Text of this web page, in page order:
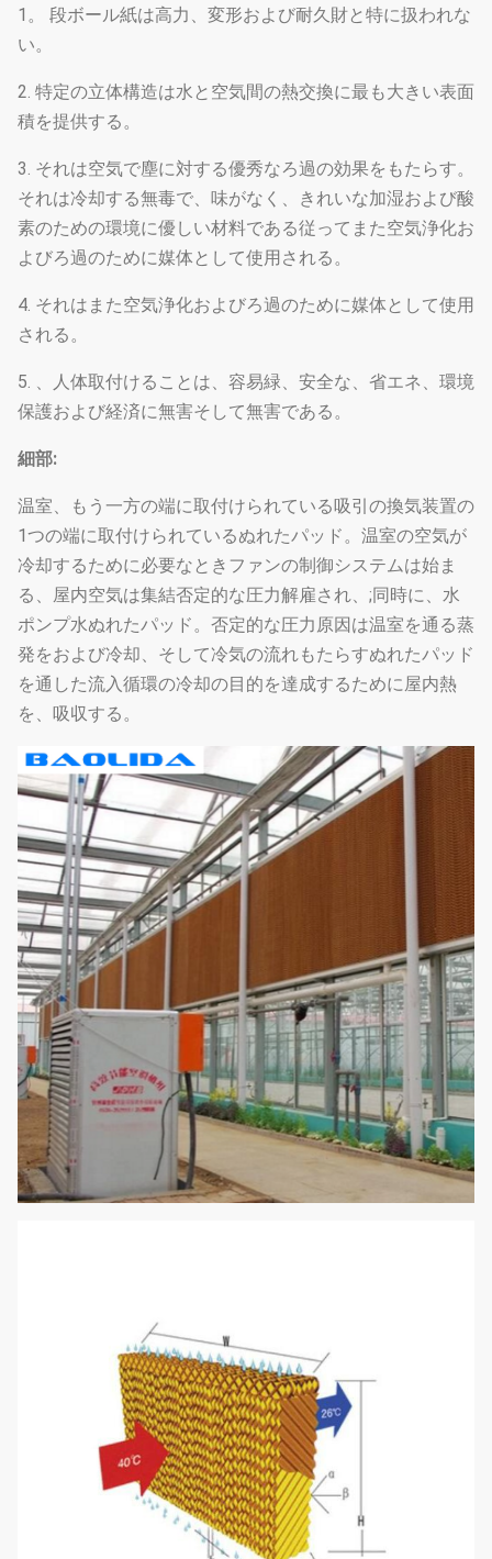
1。 段ボール紙は高力、変形および耐久財と特に扱われな
い。
2. 特定の立体構造は水と空気間の熱交換に最も大きい表面
積を提供する。
3. それは空気で塵に対する優秀なろ過の効果をもたらす。
それは冷却する無毒で、味がなく、きれいな加湿および酸
素のための環境に優しい材料である従ってまた空気浄化お
よびろ過のために媒体として使用される。
4. それはまた空気浄化およびろ過のために媒体として使用
される。
5. 、人体取付けることは、容易緑、安全な、省エネ、環境
保護および経済に無害そして無害である。
細部:
温室、もう一方の端に取付けられている吸引の換気装置の
1つの端に取付けられているぬれたパッド。温室の空気が
冷却するために必要なときファンの制御システムは始ま
る、屋内空気は集結否定的な圧力解雇され、;同時に、水
ポンプ水ぬれたパッド。否定的な圧力原因は温室を通る蒸
発をおよび冷却、そして冷気の流れもたらすぬれたパッド
を通した流入循環の冷却の目的を達成するために屋内熱
を、吸収する。